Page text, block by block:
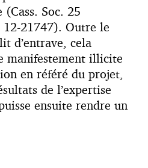
Soc. 25
12-21747). Outre le
d’entrave, cela
manifestement illicite
en référé du projet,
de l’expertise
ensuite rendre un